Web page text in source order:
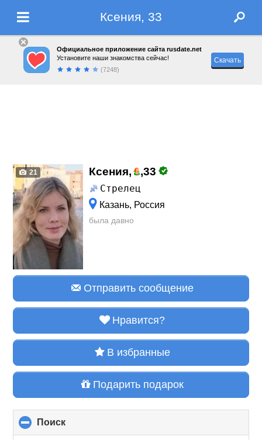
Ксения, 33
Официальное приложение сайта rusdate.net
Установите наши знакомства сейчас!
(7248)
Скачать
21 Ксения, ,33
Стрелец
Казань, Россия
была давно
Отправить сообщение
Нравится?
В избранные
Подарить подарок
Поиск
to